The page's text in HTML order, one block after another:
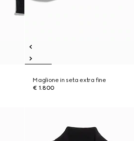
Maglione in seta extra fine
€ 1.800